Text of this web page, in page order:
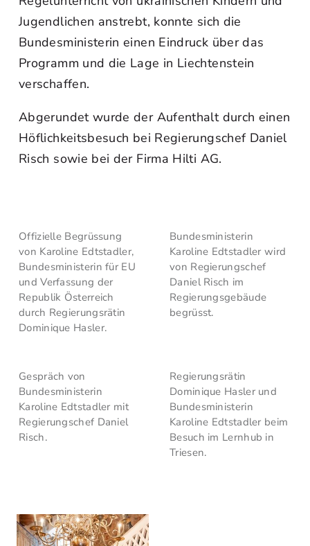
Jugendlichen anstrebt, konnte sich die
Bundesministerin einen Eindruck über das
Programm und die Lage in Liechtenstein
verschaffen.
Abgerundet wurde der Aufenthalt durch einen
Höflichkeitsbesuch bei Regierungschef Daniel
Risch sowie bei der Firma Hilti AG.
Offizielle Begrüssung
von Karoline Edtstadler,
Bundesministerin für EU
und Verfassung der
Republik Österreich
durch Regierungsrätin
Dominique Hasler.
Bundesministerin
Karoline Edtstadler wird
von Regierungschef
Daniel Risch im
Regierungsgebäude
begrüsst.
Gespräch von
Bundesministerin
Karoline Edtstadler mit
Regierungschef Daniel
Risch.
Regierungsrätin
Dominique Hasler und
Bundesministerin
Karoline Edtstadler beim
Besuch im Lernhub in
Triesen.